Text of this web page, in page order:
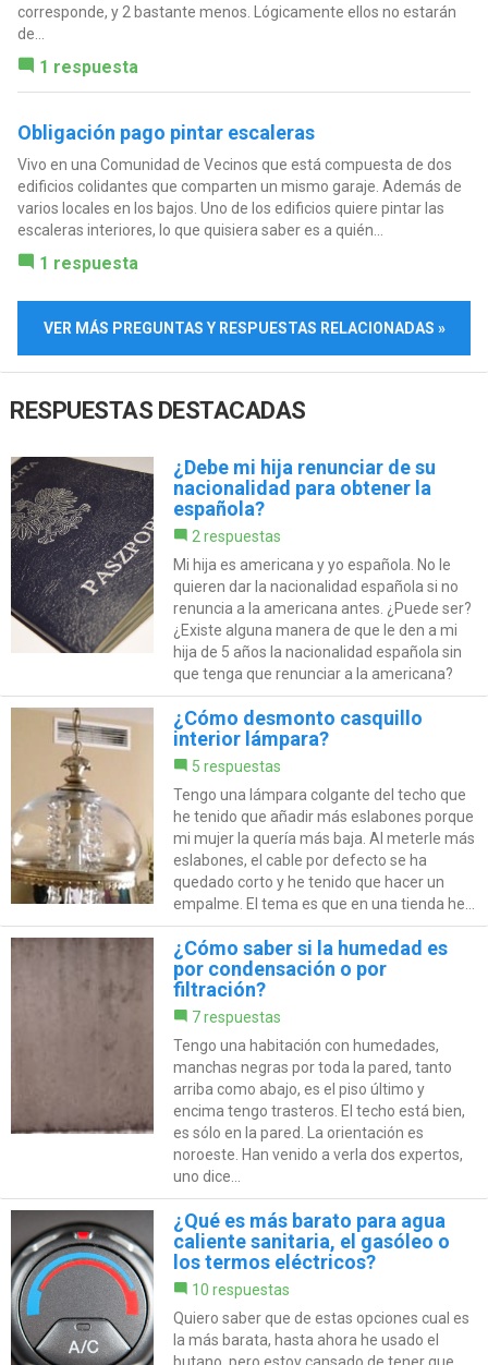
corresponde, y 2 bastante menos. Lógicamente ellos no estarán
de...
1 respuesta
Obligación pago pintar escaleras
Vivo en una Comunidad de Vecinos que está compuesta de dos
edificios colidantes que comparten un mismo garaje. Además de
varios locales en los bajos. Uno de los edificios quiere pintar las
escaleras interiores, lo que quisiera saber es a quién...
1 respuesta
VER MÁS PREGUNTAS Y RESPUESTAS RELACIONADAS »
RESPUESTAS DESTACADAS
¿Debe mi hija renunciar de su
nacionalidad para obtener la
española?
2 respuestas
Mi hija es americana y yo española. No le
quieren dar la nacionalidad española si no
renuncia a la americana antes. ¿Puede ser?
¿Existe alguna manera de que le den a mi
hija de 5 años la nacionalidad española sin
que tenga que renunciar a la americana?
¿Cómo desmonto casquillo
interior lámpara?
5 respuestas
Tengo una lámpara colgante del techo que
he tenido que añadir más eslabones porque
mi mujer la quería más baja. Al meterle más
eslabones, el cable por defecto se ha
quedado corto y he tenido que hacer un
empalme. El tema es que en una tienda he...
¿Cómo saber si la humedad es
por condensación o por
filtración?
7 respuestas
Tengo una habitación con humedades,
manchas negras por toda la pared, tanto
arriba como abajo, es el piso último y
encima tengo trasteros. El techo está bien,
es sólo en la pared. La orientación es
noroeste. Han venido a verla dos expertos,
uno dice...
¿Qué es más barato para agua
caliente sanitaria, el gasóleo o
los termos eléctricos?
10 respuestas
Quiero saber que de estas opciones cual es
la más barata, hasta ahora he usado el